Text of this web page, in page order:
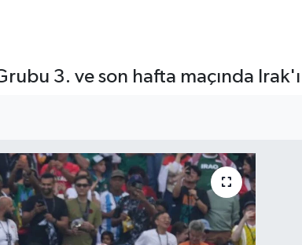
3. ve son hafta maçında